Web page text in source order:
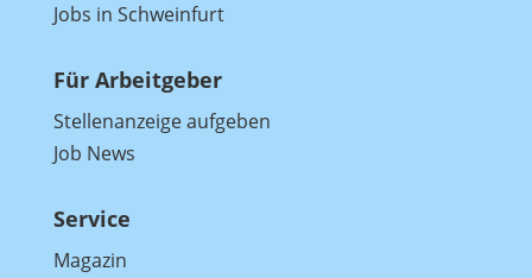
Jobs in Schweinfurt
Für Arbeitgeber
Stellenanzeige aufgeben
Job News
Service
Magazin